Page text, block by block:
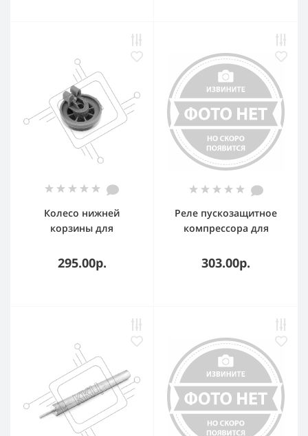
Колесо нижней
корзины для
295.00р.
Реле пускозащитное
компрессора для
РКТ-2, Китай
303.00р.